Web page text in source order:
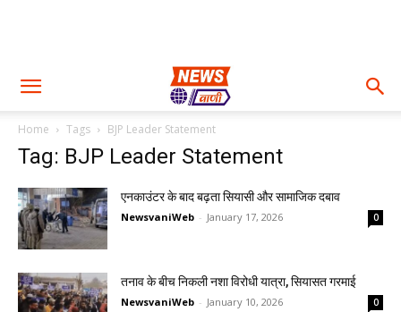
Home Tags BJP Leader Statement
Tag: BJP Leader Statement
एनकाउंटर के बाद बढ़ता सियासी और सामाजिक दबाव
NewsvaniWeb - January 17, 2026 0
तनाव के बीच निकली नशा विरोधी यात्रा, सियासत गरमाई
NewsvaniWeb - January 10, 2026 0